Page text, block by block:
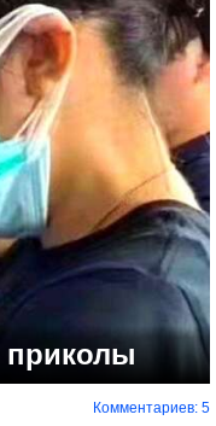
Комментариев: 5